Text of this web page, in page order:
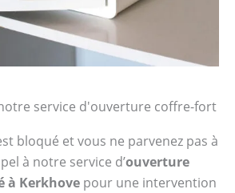
service d'ouverture coffre-fort
bloqué et vous ne parvenez pas à
à notre service d’ouverture
à Kerkhove pour une intervention